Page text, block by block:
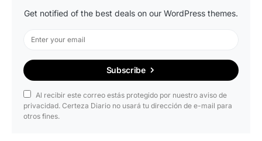
Get notified of the best deals on our WordPress themes.
Subscribe
Al recibir este correo estás protegido por nuestro aviso de
privacidad. Certeza Diario no usará tu dirección de e-mail para
otros fines.